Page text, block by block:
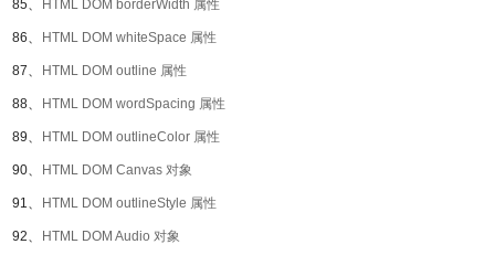
85、 HTML DOM borderWidth 属性
86、 HTML DOM whiteSpace 属性
87、 HTML DOM outline 属性
88、 HTML DOM wordSpacing 属性
89、 HTML DOM outlineColor 属性
90、 HTML DOM Canvas 对象
91、 HTML DOM outlineStyle 属性
92、 HTML DOM Audio 对象